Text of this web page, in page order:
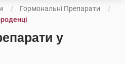
Гормональні Препарати
у